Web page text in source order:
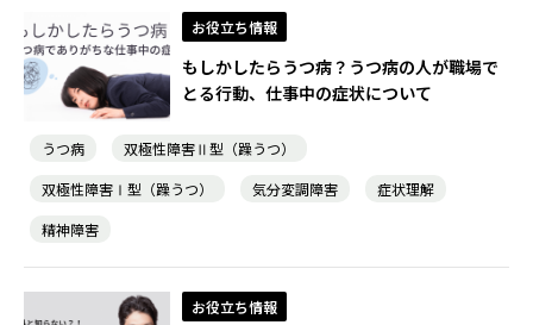
お役立ち情報
もしかしたらうつ病？うつ病の人が職場で
とる行動、仕事中の症状について
うつ病
双極性障害Ⅱ型（躁うつ）
双極性障害Ⅰ型（躁うつ）
気分変調障害
症状理解
精神障害
お役立ち情報